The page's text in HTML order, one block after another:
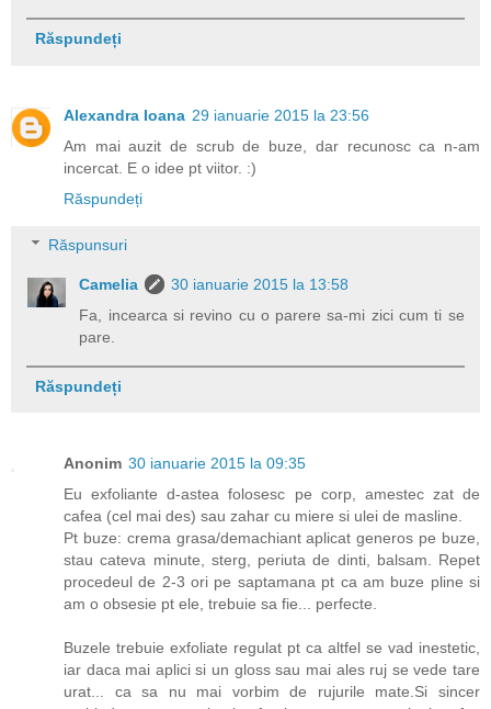
Răspundeți
Alexandra Ioana 29 ianuarie 2015 la 23:56
Am mai auzit de scrub de buze, dar recunosc ca n-am
incercat. E o idee pt viitor. :)
Răspundeți
Răspunsuri
Camelia
30 ianuarie 2015 la 13:58
Fa, incearca si revino cu o parere sa-mi zici cum ti se
pare.
Răspundeți
Anonim 30 ianuarie 2015 la 09:35
Eu exfoliante d-astea folosesc pe corp, amestec zat de
cafea (cel mai des) sau zahar cu miere si ulei de masline.
Pt buze: crema grasa/demachiant aplicat generos pe buze,
stau cateva minute, sterg, periuta de dinti, balsam. Repet
procedeul de 2-3 ori pe saptamana pt ca am buze pline si
am o obsesie pt ele, trebuie sa fie... perfecte.
Buzele trebuie exfoliate regulat pt ca altfel se vad inestetic,
iar daca mai aplici si un gloss sau mai ales ruj se vede tare
urat... ca sa nu mai vorbim de rujurile mate.Si sincer